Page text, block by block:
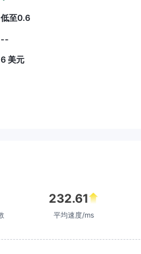
低至0.6
--
6 美元
232.61
平均速度/ms